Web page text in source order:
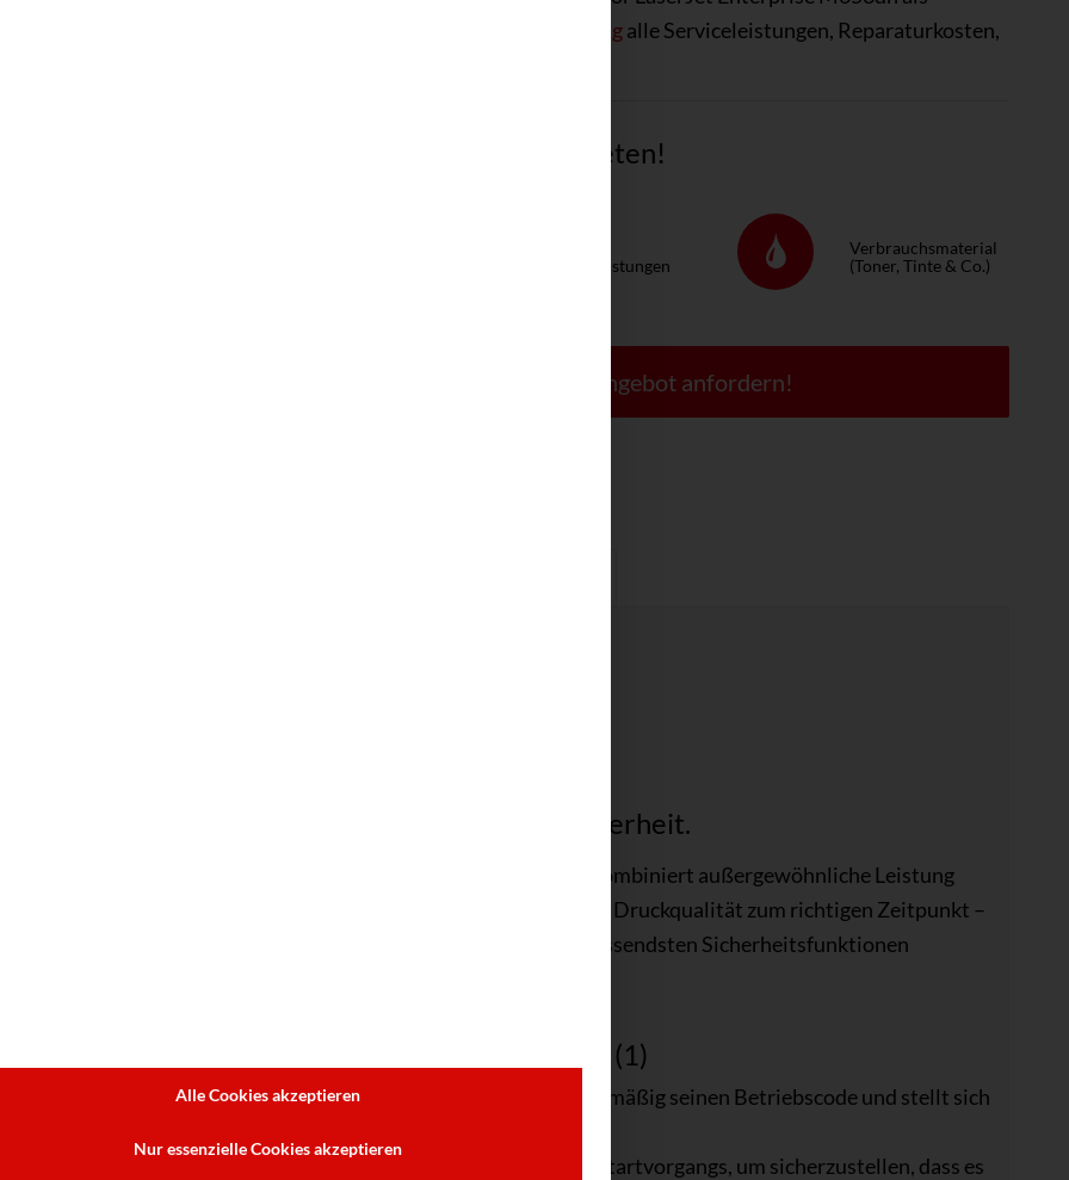
MPS-Lösungalle Serviceleistungen, Reparaturkosten,
Jetzt als Rundum-sorglos-Paket günstig mieten!
Reparaturleistungen
Verbrauchsmaterial
(Toner, Tinte & Co.)
Ab 14,90 € mtl. mieten. Jetzt Angebot anfordern!
Das Optimum in puncto Leistung und Sicherheit.
Dieser HP Color LaserJet-Drucker mit JetIntelligence kombiniert außergewöhnliche Leistung
und Energieeffizienz mit Dokumenten in professioneller Druckqualität zum richtigen Zeitpunkt –
Ihr Netzwerk bleibt dabei durch die branchenweit umfassendsten Sicherheitsfunktionen
Die weltweit sichersten Druckfunktionen (1)
Mit HP Sure Start überprüft der jeder Drucker regelmäßig seinen Betriebscode und stellt sich
Whitelisting überprüft die Firmware während des Startvorgangs, um sicherzustellen, dass es
Alle Cookies akzeptieren
Nur essenzielle Cookies akzeptieren